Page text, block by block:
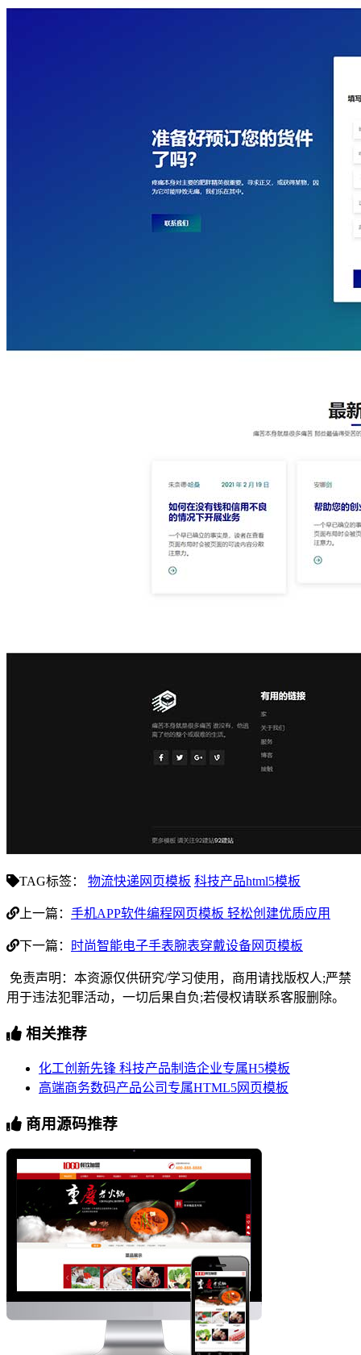
TAG标签： 物流快递网页模板 科技产品html5模板
上一篇： 手机APP软件编程网页模板 轻松创建优质应用
下一篇： 时尚智能电子手表腕表穿戴设备网页模板
免责声明：本资源仅供研究/学习使用，商用请找版权人;严禁
用于违法犯罪活动，一切后果自负;若侵权请联系客服删除。
相关推荐
化工创新先锋 科技产品制造企业专属H5模板
高端商务数码产品公司专属HTML5网页模板
商用源码推荐